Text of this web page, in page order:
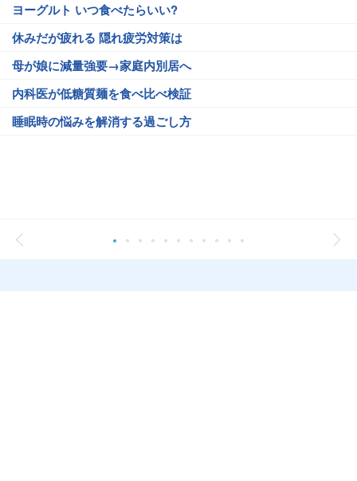
ヨーグルト いつ食べたらいい?
休みだが疲れる 隠れ疲労対策は
母が娘に減量強要→家庭内別居へ
内科医が低糖質麺を食べ比べ検証
睡眠時の悩みを解消する過ごし方